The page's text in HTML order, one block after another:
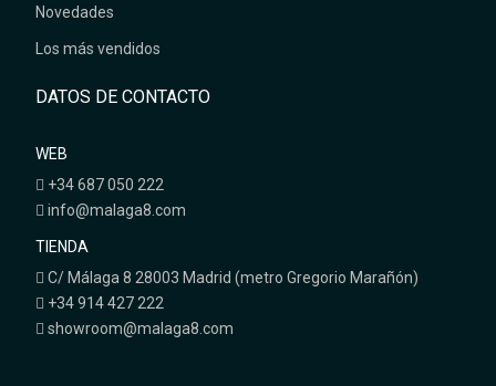
Novedades
Los más vendidos
DATOS DE CONTACTO
WEB
+34 687 050 222
info@malaga8.com
TIENDA
C/ Málaga 8 28003 Madrid (metro Gregorio Marañón)
+34 914 427 222
showroom@malaga8.com